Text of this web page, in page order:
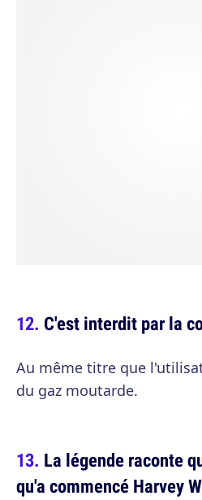
C'est interdit par la
Au même titre que
du gaz moutarde.
La légende raconte
qu'a commencé Harvey